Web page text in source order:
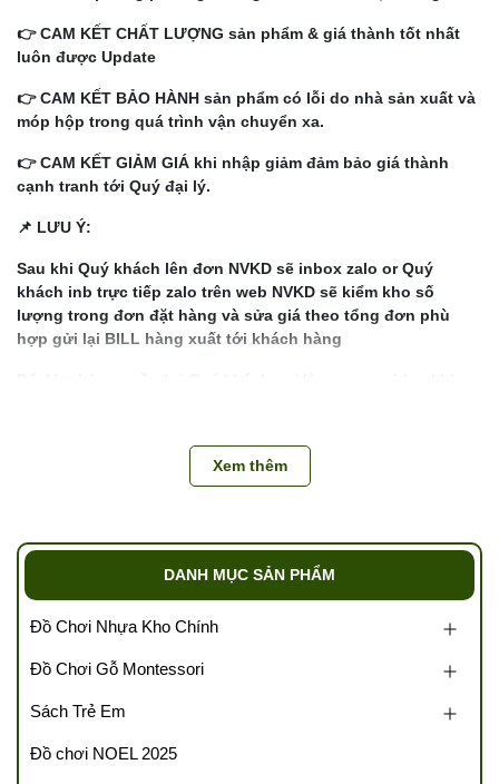
👉 CAM KẾT CHẤT LƯỢNG sản phẩm & giá thành tốt nhất
luôn được Update
👉 CAM KẾT BẢO HÀNH sản phẩm có lỗi do nhà sản xuất và
móp hộp trong quá trình vận chuyển xa.
👉 CAM KẾT GIẢM GIÁ khi nhập giảm đảm bảo giá thành
cạnh tranh tới Quý đại lý.
📌 LƯU Ý:
Sau khi Quý khách lên đơn NVKD sẽ inbox zalo or Quý
khách inb trực tiếp zalo trên web NVKD sẽ kiểm kho số
lượng trong đơn đặt hàng và sửa giá theo tổng đơn phù
hợp gửi lại BILL hàng xuất tới khách hàng
hành đổi trả cho khách hàng
Liên hệ Hotline để giải đáp mọi thắc mắc về sản phẩm:
💌 Cám ơn sự đồng hành của quý đại lý cùngTổng kho
https://tongkhotutikids.com/
Tags: Tổng kho đồ chơi, sỉ đồ chơi trẻ em, kho đồ chơi trẻ
chơi, kho sách trẻ em, v….v
Xem thêm
DANH MỤC SẢN PHẨM
Đồ Chơi Nhựa Kho Chính
Đồ Chơi Gỗ Montessori
Sách Trẻ Em
Đồ chơi NOEL 2025